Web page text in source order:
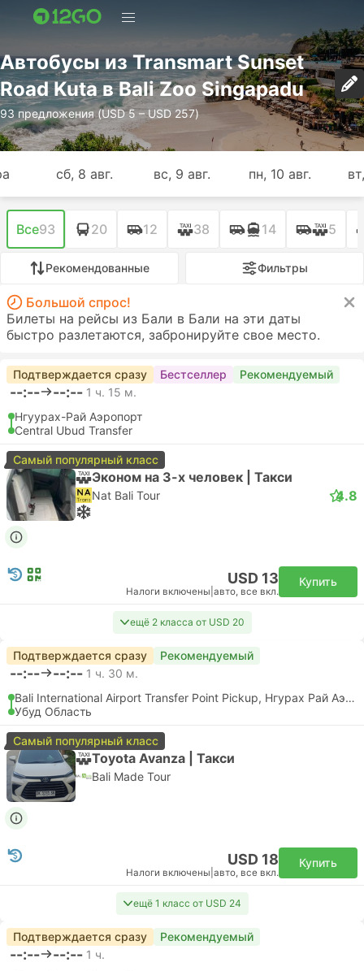
Автобусы из Transmart Sunset
Road Kuta в Bali Zoo Singapadu
93 предложения (USD 5 – USD 257)
сб, 8 авг. вс, 9 авг. пн, 10 авг.
Все93 20 12 38 14 5
Рекомендованные Фильтры
Большой спрос!
Билеты на рейсы из Бали в Бали на эти даты
быстро разлетаются, забронируйте свое место.
Подтверждается сразу Бестселлер Рекомендуемый
--:-- --:-- 1 ч. 15 м.
Нгуурах-Рай Аэропорт
Central Ubud Transfer
Самый популярный класс
Эконом на 3-х человек | Такси
Nat Bali Tour 4.8
USD 13
Налоги включены авто, все вкл.
Купить
ещё 2 класса от USD 20
Подтверждается сразу Рекомендуемый
--:-- --:-- 1 ч. 30 м.
Bali International Airport Transfer Point Pickup, Нгурах Рай Аэропорт
Убуд Область
Самый популярный класс
Toyota Avanza | Такси
Bali Made Tour
USD 18
Налоги включены авто, все вкл.
Купить
ещё 1 класс от USD 24
Подтверждается сразу Рекомендуемый
--:-- --:-- 1 ч.